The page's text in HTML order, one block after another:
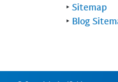
‣ Sitemap
‣ Blog